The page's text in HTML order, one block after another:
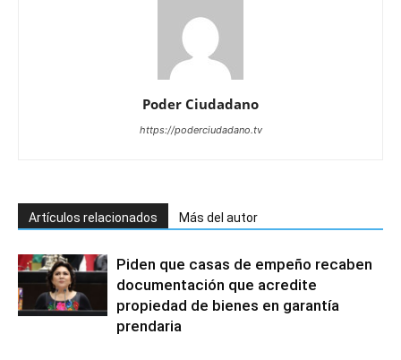
Poder Ciudadano
https://poderciudadano.tv
Artículos relacionados Más del autor
Piden que casas de empeño recaben
documentación que acredite
propiedad de bienes en garantía
prendaria